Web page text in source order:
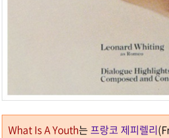
What Is A Youth는 프랑코 제피렐리